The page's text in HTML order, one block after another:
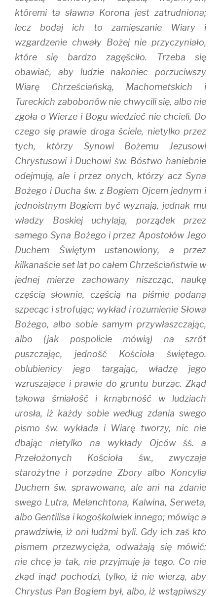
któremi ta sławna Korona jest zatrudniona;
lecz bodaj ich to zamięszanie Wiary i
wzgardzenie chwały Bożej nie przyczyniało,
które się bardzo zagęściło. Trzeba się
obawiać, aby ludzie nakoniec porzuciwszy
Wiarę Chrześciańską, Machometskich i
Tureckich zabobonów nie chwycili się, albo nie
zgoła o Wierze i Bogu wiedzieć nie chcieli. Do
czego się prawie droga ściele, nietylko przez
tych, którzy Synowi Bożemu Jezusowi
Chrystusowi i Duchowi św. Bóstwo haniebnie
odejmują, ale i przez onych, którzy acz Syna
Bożego i Ducha św. z Bogiem Ojcem jednym i
jednoistnym Bogiem być wyznają, jednak mu
władzy Boskiej uchylają, porządek przez
samego Syna Bożego i przez Apostołów Jego
Duchem Świętym ustanowiony, a przez
kilkanaście set lat po całem Chrześciaństwie w
jednej mierze zachowany niszcząc, naukę
częścią słownie, częścią na piśmie podaną
szpecąc i strofując; wykład i rozumienie Słowa
Bożego, albo sobie samym przywłaszczając,
albo (jak pospolicie mówią) na szrót
puszczając, jedność Kościoła świętego.
oblubienicy jego targając, władzę jego
wzruszające i prawie do gruntu burząc. Zkąd
takowa śmiałość i krnąbrność w ludziach
urosła, iż każdy sobie według zdania swego
pismo św. wykłada i Wiarę tworzy, nic nie
dbając nietylko na wykłady Ojców śś. a
Przełożonych Kościoła św., zwyczaje
starożytne i porządne Zbory albo Koncylia
Duchem św. sprawowane, ale ani na zdanie
swego Lutra, Melanchtona, Kalwina, Serweta,
albo Gentilisa i kogośkolwiek innego; mówiąc a
prawdziwie, iż oni ludźmi byli. Gdy ich zaś kto
pismem przezwycięża, odważają się mówić:
nie chcę ja tak, nie przyjmuję ja tego. Co nie
zkąd inąd pochodzi, tylko, iż nie wierzą, aby
Chrystus Pan Bogiem był, albo, iż wstąpiwszy